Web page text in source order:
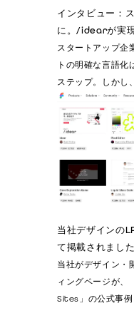
インタビュー：
に。/idearが実
スタートアップ企
トの明確な言語化
ステップ。しかし
足踏…
当社デザインの
て掲載されました
当社がデザイン・
ィングページが、
Sites」の公式事